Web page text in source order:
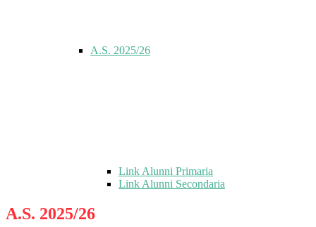
A.S. 2025/26
Link Alunni Primaria
Link Alunni Secondaria
A.S. 2025/26